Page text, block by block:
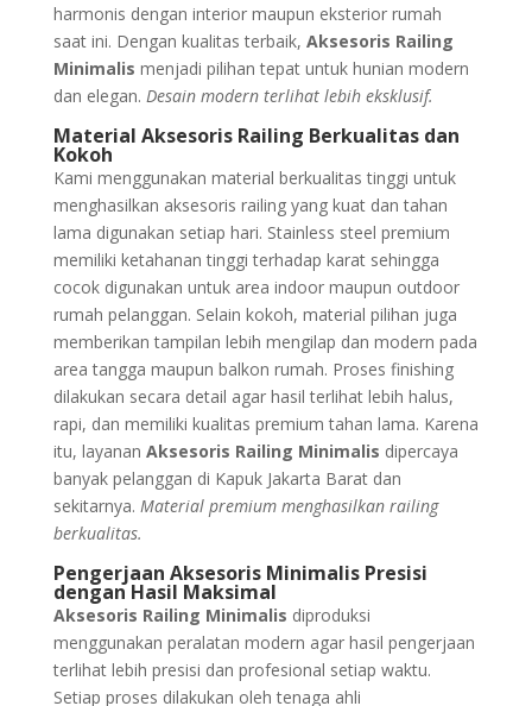
harmonis dengan interior maupun eksterior rumah
saat ini. Dengan kualitas terbaik, Aksesoris Railing
Minimalis menjadi pilihan tepat untuk hunian modern
dan elegan. Desain modern terlihat lebih eksklusif.
Material Aksesoris Railing Berkualitas dan
Kokoh
Kami menggunakan material berkualitas tinggi untuk
menghasilkan aksesoris railing yang kuat dan tahan
lama digunakan setiap hari. Stainless steel premium
memiliki ketahanan tinggi terhadap karat sehingga
cocok digunakan untuk area indoor maupun outdoor
rumah pelanggan. Selain kokoh, material pilihan juga
memberikan tampilan lebih mengilap dan modern pada
area tangga maupun balkon rumah. Proses finishing
dilakukan secara detail agar hasil terlihat lebih halus,
rapi, dan memiliki kualitas premium tahan lama. Karena
itu, layanan Aksesoris Railing Minimalis dipercaya
banyak pelanggan di Kapuk Jakarta Barat dan
sekitarnya. Material premium menghasilkan railing
berkualitas.
Pengerjaan Aksesoris Minimalis Presisi
dengan Hasil Maksimal
Aksesoris Railing Minimalis diproduksi
menggunakan peralatan modern agar hasil pengerjaan
terlihat lebih presisi dan profesional setiap waktu.
Setiap proses dilakukan oleh tenaga ahli